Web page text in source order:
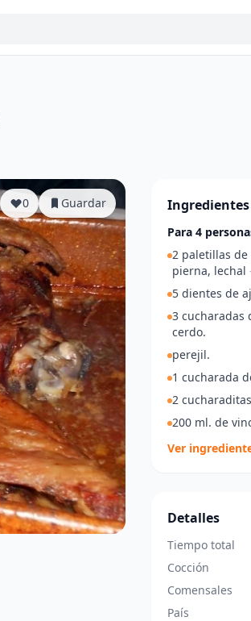
0 Guardar Ingredientes
Para 4
2 paletillas de
pierna, lechal
5 dientes de
3 cucharadas
cerdo.
perejil.
1 cucharada
2
200 ml. de
Ver
Detalles
Tiempo total
Cocción
Comensales
País